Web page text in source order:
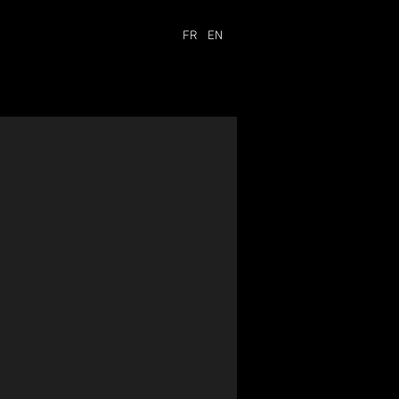
FR EN